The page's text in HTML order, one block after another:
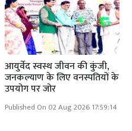
आयुर्वेद स्वस्थ जीवन की कुंजी,
जनकल्याण के लिए वनस्पतियों के
उपयोग पर जोर
Published On 02 Aug 2026 17:59:14